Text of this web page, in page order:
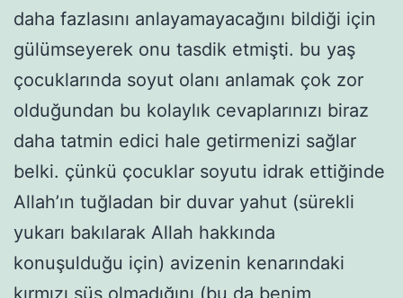
daha fazlasını anlayamayacağını bildiği için
gülümseyerek onu tasdik etmişti. bu yaş
çocuklarında soyut olanı anlamak çok zor
olduğundan bu kolaylık cevaplarınızı biraz
daha tatmin edici hale getirmenizi sağlar
belki. çünkü çocuklar soyutu idrak ettiğinde
Allah’ın tuğladan bir duvar yahut (sürekli
yukarı bakılarak Allah hakkında
konuşulduğu için) avizenin kenarındaki
kırmızı süs olmadığını (bu da benim